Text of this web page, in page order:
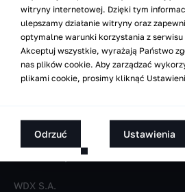
Powrót do listy
Następny news
WDX S.A.
witryny internetowej. Dzięki tym
ulepszamy działanie witryny oraz
optymalne warunki korzystania z
Akceptuj wszystkie, wyrażają Państwo
nas plików cookie. Aby zarządzać
plikami cookie, prosimy kliknąć
Odrzuć Ustawienia